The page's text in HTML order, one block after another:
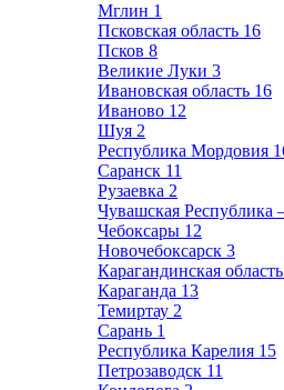
Мглин 1
Псковская область 16
Псков 8
Великие Луки 3
Ивановская область 16
Иваново 12
Шуя 2
Республика Мордовия
Саранск 11
Рузаевка 2
Чувашская
Чебоксары 12
Новочебоксарск 3
Карагандинская область
Караганда 13
Темиртау 2
Сарань 1
Республика Карелия 15
Петрозаводск 11